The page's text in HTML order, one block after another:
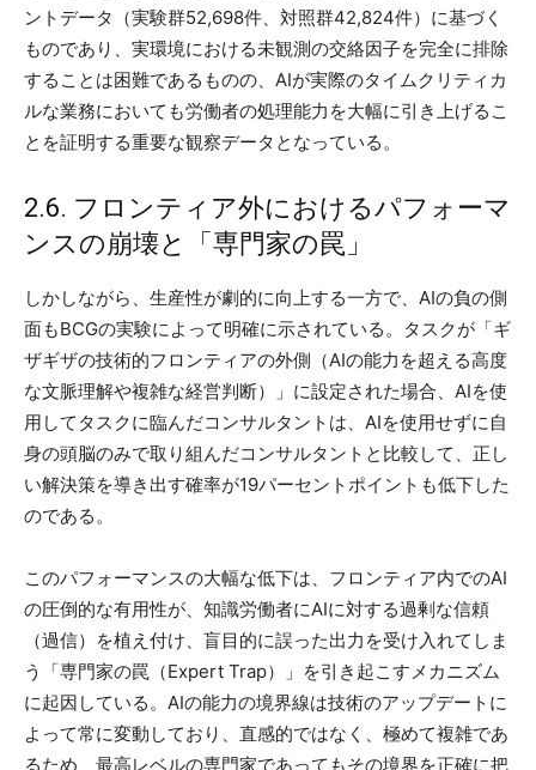
ントデータ（実験群52,698件、対照群42,824件）に基づく
ものであり、実環境における未観測の交絡因子を完全に排除
することは困難であるものの、AIが実際のタイムクリティカ
ルな業務においても労働者の処理能力を大幅に引き上げるこ
とを証明する重要な観察データとなっている。
2.6. フロンティア外におけるパフォーマ
ンスの崩壊と「専門家の罠」
しかしながら、生産性が劇的に向上する一方で、AIの負の側
面もBCGの実験によって明確に示されている。タスクが「ギ
ザギザの技術的フロンティアの外側（AIの能力を超える高度
な文脈理解や複雑な経営判断）」に設定された場合、AIを使
用してタスクに臨んだコンサルタントは、AIを使用せずに自
身の頭脳のみで取り組んだコンサルタントと比較して、正し
い解決策を導き出す確率が19パーセントポイントも低下した
のである。
このパフォーマンスの大幅な低下は、フロンティア内でのAI
の圧倒的な有用性が、知識労働者にAIに対する過剰な信頼
（過信）を植え付け、盲目的に誤った出力を受け入れてしま
う「専門家の罠（Expert Trap）」を引き起こすメカニズム
に起因している。AIの能力の境界線は技術のアップデートに
よって常に変動しており、直感的ではなく、極めて複雑であ
るため、最高レベルの専門家であってもその境界を正確に把